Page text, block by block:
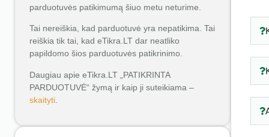
parduotuvės patikimumą šiuo metu neturime.
Tai nereiškia, kad parduotuvė yra nepatikima. Tai
reiškia tik tai, kad eTikra.LT dar neatliko
papildomo šios parduotuvės patikrinimo.
Daugiau apie eTikra.LT „PATIKRINTA
PARDUOTUVĖ“ žymą ir kaip ji suteikiama –
skaityti